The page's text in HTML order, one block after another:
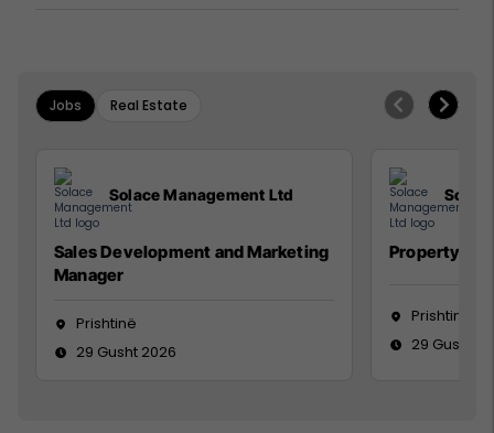
Jobs Real Estate
Solace Management Ltd
Sales Development and Marketing
Manager
Prishtinë
29 Gusht 2026
Property
Prishtinë
29 Gusht